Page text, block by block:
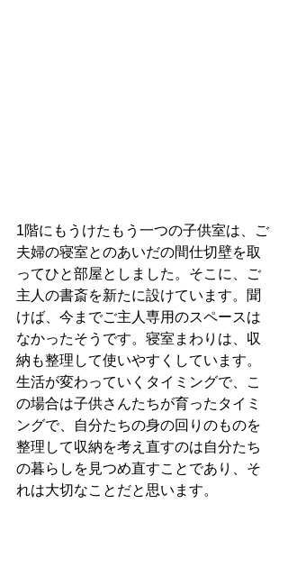
1階にもうけたもう一つの子供室は、ご
夫婦の寝室とのあいだの間仕切壁を取
ってひと部屋としました。そこに、ご
主人の書斎を新たに設けています。聞
けば、今までご主人専用のスペースは
なかったそうです。寝室まわりは、収
納も整理して使いやすくしています。
生活が変わっていくタイミングで、こ
の場合は子供さんたちが育ったタイミ
ングで、自分たちの身の回りのものを
整理して収納を考え直すのは自分たち
の暮らしを見つめ直すことであり、そ
れは大切なことだと思います。